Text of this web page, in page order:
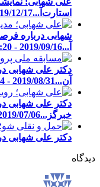
استارت‌آ...12/17 - 15:16
شهابی درباره
آ...2019/09/16 - 16:20
دکتر علی شهابی
آن...2019/08/31 - 12:14
دکتر علی شهابی
خبرگز...07/06 - 12:32
دکتر علی شهابی
دیدگاه